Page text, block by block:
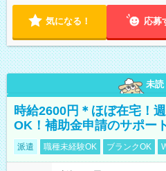
気になる！ 応募
未読
時給2600円＊ほぼ在宅！
OK！補助金申請のサポー
派遣 職種未経験OK ブランクOK